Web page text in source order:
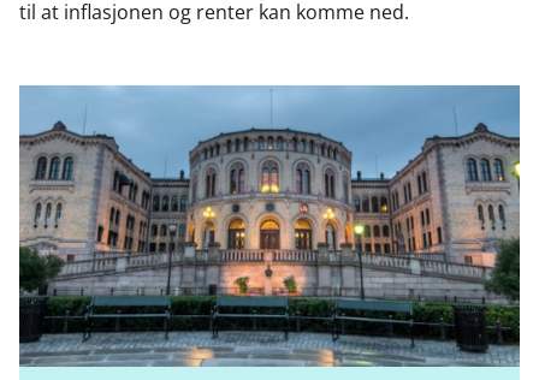
til at inflasjonen og renter kan komme ned.